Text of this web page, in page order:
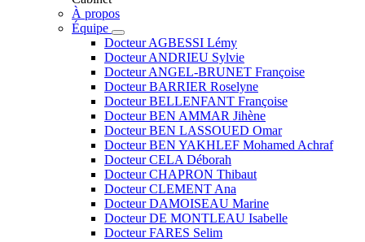
À propos
Équipe
Docteur AGBESSI Lémy
Docteur ANDRIEU Sylvie
Docteur ANGEL-BRUNET Françoise
Docteur BARRIER Roselyne
Docteur BELLENFANT Françoise
Docteur BEN AMMAR Jihène
Docteur BEN LASSOUED Omar
Docteur BEN YAKHLEF Mohamed Achraf
Docteur CELA Déborah
Docteur CHAPRON Thibaut
Docteur CLEMENT Ana
Docteur DAMOISEAU Marine
Docteur DE MONTLEAU Isabelle
Docteur FARES Selim